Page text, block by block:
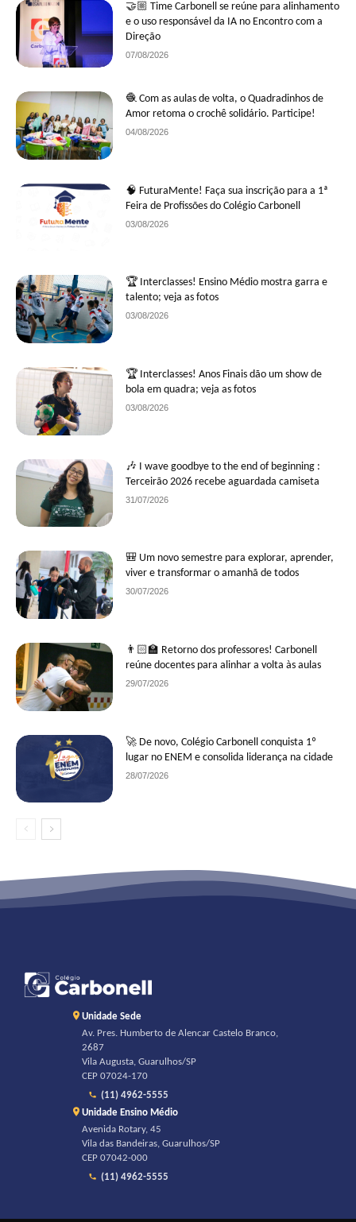
🤝🏼 Time Carbonell se reúne para alinhamento
e o uso responsável da IA no Encontro com a
Direção
07/08/2026
🧶 Com as aulas de volta, o Quadradinhos de
Amor retoma o crochê solidário. Participe!
04/08/2026
🧠 FuturaMente! Faça sua inscrição para a 1ª
Feira de Profissões do Colégio Carbonell
03/08/2026
🏆 Interclasses! Ensino Médio mostra garra e
talento; veja as fotos
03/08/2026
🏆 Interclasses! Anos Finais dão um show de
bola em quadra; veja as fotos
03/08/2026
🎶 I wave goodbye to the end of beginning :
Terceirão 2026 recebe aguardada camiseta
31/07/2026
🎒 Um novo semestre para explorar, aprender,
viver e transformar o amanhã de todos
30/07/2026
👨🏻‍🏫 Retorno dos professores! Carbonell
reúne docentes para alinhar a volta às aulas
29/07/2026
🚀 De novo, Colégio Carbonell conquista 1º
lugar no ENEM e consolida liderança na cidade
28/07/2026
Unidade Sede
Av. Pres. Humberto de Alencar Castelo Branco,
2687
Vila Augusta, Guarulhos/SP
CEP 07024-170
(11) 4962-5555
Unidade Ensino Médio
Avenida Rotary, 45
Vila das Bandeiras, Guarulhos/SP
CEP 07042-000
(11) 4962-5555